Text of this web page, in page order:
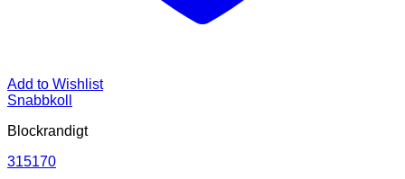
Add to Wishlist
Snabbkoll
Blockrandigt
315170